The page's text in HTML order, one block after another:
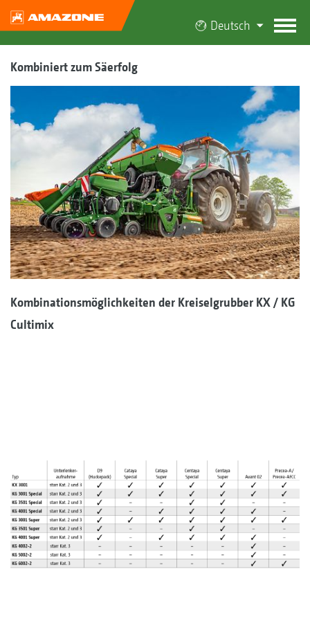
Deutsch
Kombiniert zum Säerfolg
Kombinationsmöglichkeiten der Kreiselgrubber KX / KG
Cultimix